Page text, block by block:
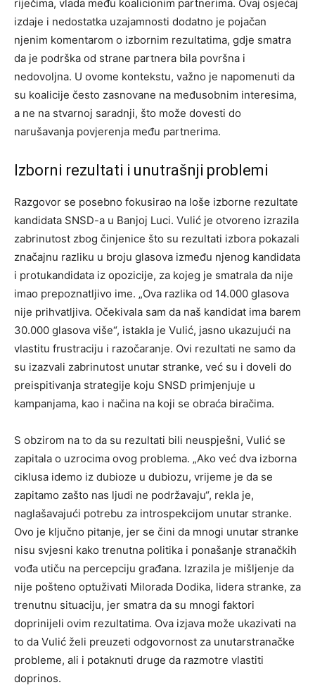
riječima, vlada među koalicionim partnerima. Ovaj osjećaj
izdaje i nedostatka uzajamnosti dodatno je pojačan
njenim komentarom o izbornim rezultatima, gdje smatra
da je podrška od strane partnera bila površna i
nedovoljna. U ovome kontekstu, važno je napomenuti da
su koalicije često zasnovane na međusobnim interesima,
a ne na stvarnoj saradnji, što može dovesti do
narušavanja povjerenja među partnerima.
Izborni rezultati i unutrašnji problemi
Razgovor se posebno fokusirao na loše izborne rezultate
kandidata SNSD-a u Banjoj Luci. Vulić je otvoreno izrazila
zabrinutost zbog činjenice što su rezultati izbora pokazali
značajnu razliku u broju glasova između njenog kandidata
i protukandidata iz opozicije, za kojeg je smatrala da nije
imao prepoznatljivo ime. „Ova razlika od 14.000 glasova
nije prihvatljiva. Očekivala sam da naš kandidat ima barem
30.000 glasova više“, istakla je Vulić, jasno ukazujući na
vlastitu frustraciju i razočaranje. Ovi rezultati ne samo da
su izazvali zabrinutost unutar stranke, već su i doveli do
preispitivanja strategije koju SNSD primjenjuje u
kampanjama, kao i načina na koji se obraća biračima.
S obzirom na to da su rezultati bili neuspješni, Vulić se
zapitala o uzrocima ovog problema. „Ako već dva izborna
ciklusa idemo iz dubioze u dubiozu, vrijeme je da se
zapitamo zašto nas ljudi ne podržavaju“, rekla je,
naglašavajući potrebu za introspekcijom unutar stranke.
Ovo je ključno pitanje, jer se čini da mnogi unutar stranke
nisu svjesni kako trenutna politika i ponašanje stranačkih
vođa utiču na percepciju građana. Izrazila je mišljenje da
nije pošteno optuživati Milorada Dodika, lidera stranke, za
trenutnu situaciju, jer smatra da su mnogi faktori
doprinijeli ovim rezultatima. Ova izjava može ukazivati na
to da Vulić želi preuzeti odgovornost za unutarstranačke
probleme, ali i potaknuti druge da razmotre vlastiti
doprinos.